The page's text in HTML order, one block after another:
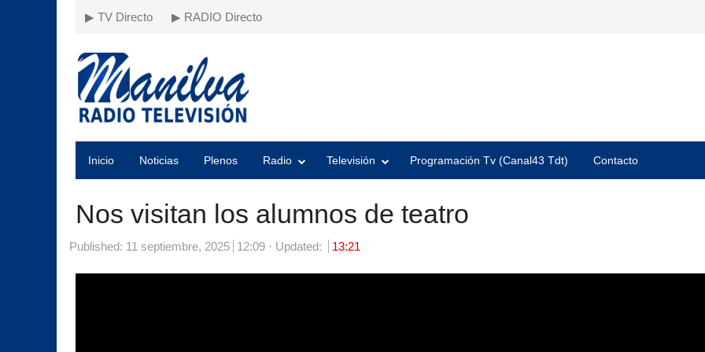
▶ TV Directo ▶ RADIO Directo
Inicio Noticias Plenos Radio Televisión Programación Tv (Canal43 Tdt) Contacto
Nos visitan los alumnos de teatro
Published: 11 septiembre, 2025 12:09 Updated: 13:21